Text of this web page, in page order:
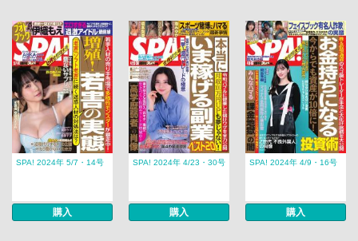
SPA! 2024年 5/7・14号
購入
SPA! 2024年 4/23・30号
購入
SPA! 2024年 4/9・16号
購入